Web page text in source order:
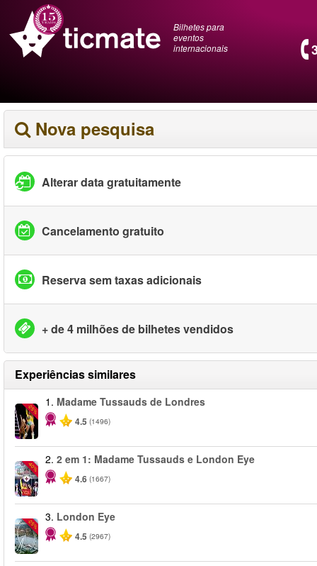
Bilhetes para
eventos
internacionais
Nova pesquisa
Alterar data gratuitamente
Cancelamento gratuito
Reserva sem taxas adicionais
+ de 4 milhões de bilhetes vendidos
Experiências similares
-25%
1. Madame Tussauds de Londres
4.5 (1496)
-40%
2. 2 em 1: Madame Tussauds e London Eye
4.6 (1667)
-25%
3. London Eye
4.5 (2967)